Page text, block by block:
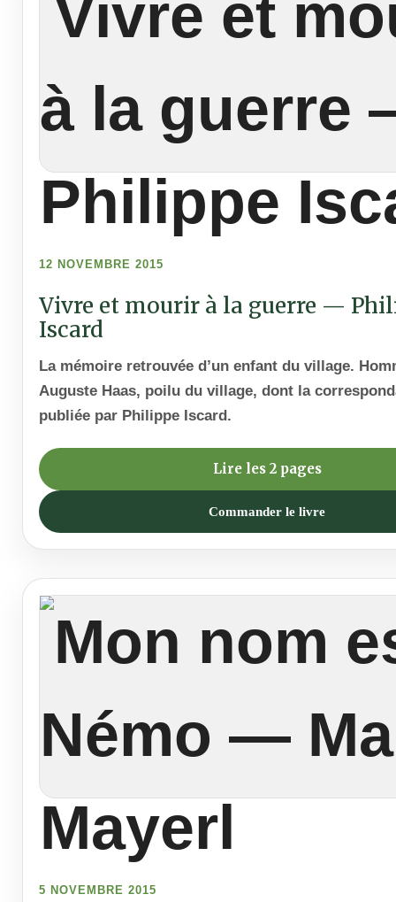
12 NOVEMBRE 2015
Vivre et mourir à la guerre —
Iscard
La mémoire retrouvée d’un enfant du village.
Auguste Haas, poilu du village, dont la
publiée par Philippe Iscard.
Lire les 2 pages
Commander le livre
5 NOVEMBRE 2015